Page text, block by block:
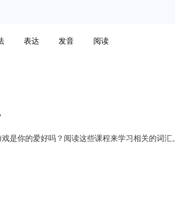
表达 发音 阅读
是你的爱好吗？阅读这些课程来学习相关的词汇。